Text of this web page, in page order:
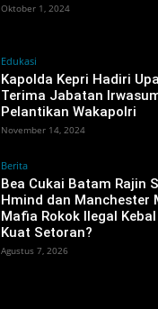
Oktober 1, 2024
Edukasi
Kapolda Kepri Hadiri
Terima Jabatan
Pelantikan Wakapolri
November 14, 2024
Berita
‎Bea Cukai Batam Rajin
Hmind dan Manchester
Mafia Rokok Ilegal
Kuat Setoran?
Agustus 7, 2026